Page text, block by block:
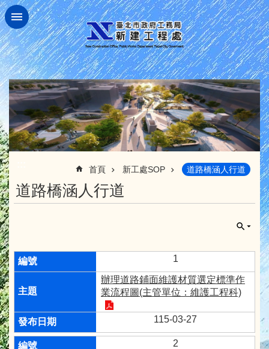
跳到主要內容區塊
首頁 新工處SOP 道路橋涵人行道
道路橋涵人行道
1
辦理道路鋪面維護材質選定標準作
業流程圖(主管單位：維護工程科)
115-03-27
2